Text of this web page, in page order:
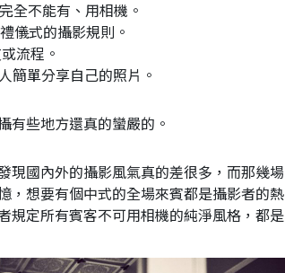
全不能有、用相機。
儀式的攝影規則。
流程。
簡單分享自己的照片。
有些地方還真的蠻嚴的。
現國內外的攝影風氣真的差很多，而那幾場
，想要有個中式的全場來賓都是攝影者的熱
規定所有賓客不可用相機的純淨風格，都是